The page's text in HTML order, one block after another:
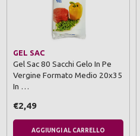
GEL SAC
Gel Sac 80 Sacchi Gelo In Pe
Vergine Formato Medio 20x35
In …
€2,49
AGGIUNGI AL CARRELLO